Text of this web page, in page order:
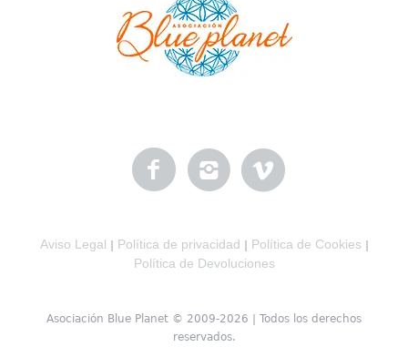
Aviso Legal Política de privacidad Política de Cookies
Política de Devoluciones
Asociación Blue Planet © 2009-2026 | Todos los derechos
reservados.